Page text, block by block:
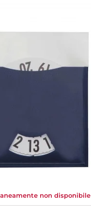
non disponibile